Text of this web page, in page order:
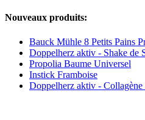
Nouveaux produits:
Bauck Mühle 8 Petits Pains
Doppelherz aktiv - Shake de
Propolia Baume Universel
Instick Framboise
Doppelherz aktiv -